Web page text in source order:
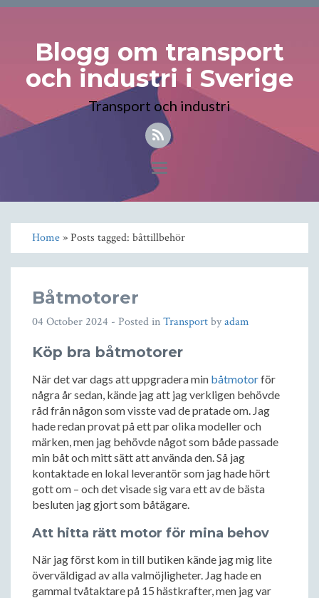
Blogg om transport
och industri i Sverige
Transport och industri
Toggle
navigation
Home» Posts tagged: båttillbehör
Båtmotorer
04 October 2024 - Posted inTransportbyadam
Köp bra båtmotorer
När det var dags att uppgradera min båtmotorför
några år sedan, kände jag att jag verkligen behövde
råd från någon som visste vad de pratade om. Jag
hade redan provat på ett par olika modeller och
märken, men jag behövde något som både passade
min båt och mitt sätt att använda den. Så jag
kontaktade en lokal leverantör som jag hade hört
gott om – och det visade sig vara ett av de bästa
besluten jag gjort som båtägare.
Att hitta rätt motor för mina behov
När jag först kom in till butiken kände jag mig lite
överväldigad av alla valmöjligheter. Jag hade en
gammal tvåtaktare på 15 hästkrafter, men jag var